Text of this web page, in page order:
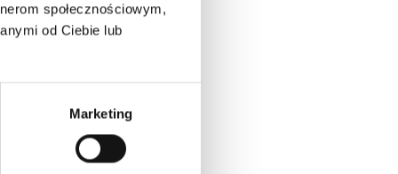
społecznościowym,
od Ciebie lub
Marketing